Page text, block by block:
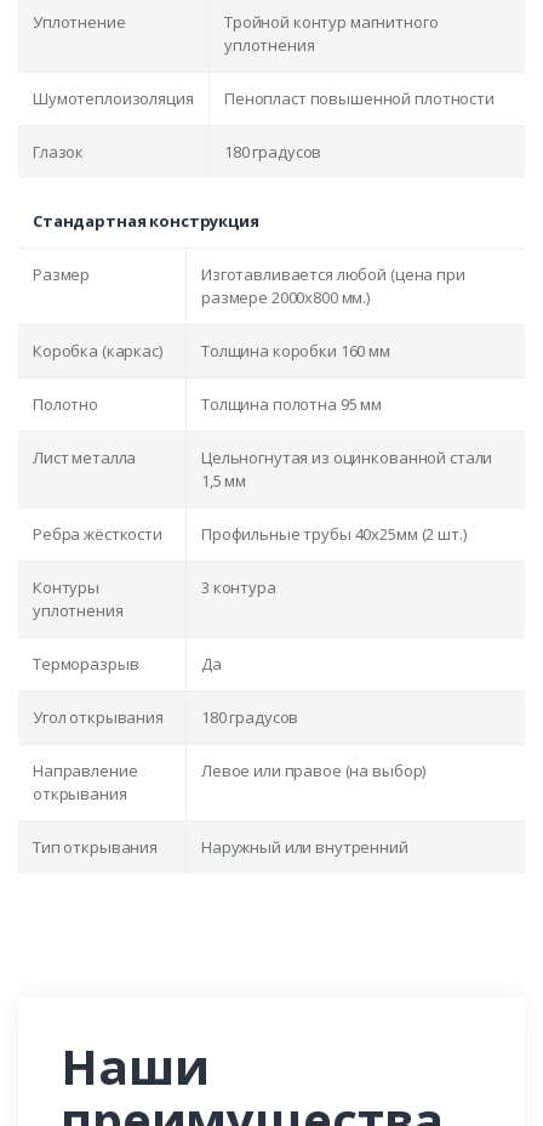
Уплотнение
Тройной контур магнитного
уплотнения
Шумотеплоизоляция Пенопласт повышенной плотности
Глазок 180 градусов
Стандартная конструкция
Размер
Изготавливается любой (цена при
размере 2000x800 мм.)
Коробка (каркас) Толщина коробки 160 мм
Полотно Толщина полотна 95 мм
Лист металла
Цельногнутая из оцинкованной стали
1,5 мм
Ребра жёсткости Профильные трубы 40х25мм (2 шт.)
Контуры
уплотнения
3 контура
Терморазрыв Да
Угол открывания 180 градусов
Направление
открывания
Левое или правое (на выбор)
Тип открывания Наружный или внутренний
Наши